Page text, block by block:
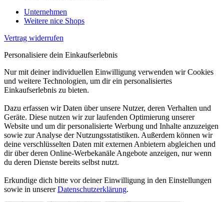
Unternehmen
Weitere nice Shops
Vertrag widerrufen
Personalisiere dein Einkaufserlebnis
Nur mit deiner individuellen Einwilligung verwenden wir Cookies
und weitere Technologien, um dir ein personalisiertes
Einkaufserlebnis zu bieten.
Dazu erfassen wir Daten über unsere Nutzer, deren Verhalten und
Geräte. Diese nutzen wir zur laufenden Optimierung unserer
Website und um dir personalisierte Werbung und Inhalte anzuzeigen
sowie zur Analyse der Nutzungsstatistiken. Außerdem können wir
deine verschlüsselten Daten mit externen Anbietern abgleichen und
dir über deren Online-Werbekanäle Angebote anzeigen, nur wenn
du deren Dienste bereits selbst nutzt.
Erkundige dich bitte vor deiner Einwilligung in den Einstellungen
sowie in unsererDatenschutzerklärung.